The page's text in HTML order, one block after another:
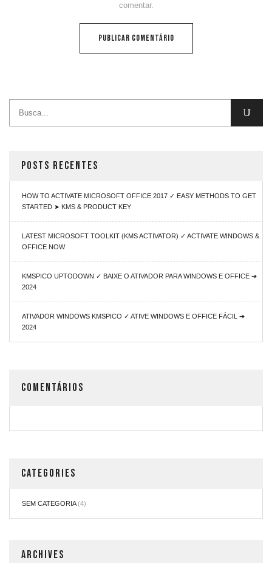
POSTS RECENTES
HOW TO ACTIVATE MICROSOFT OFFICE 2017 ✓ EASY METHODS TO GET
STARTED ➤ KMS & PRODUCT KEY
LATEST MICROSOFT TOOLKIT (KMS ACTIVATOR) ✓ ACTIVATE WINDOWS &
OFFICE NOW
KMSPICO UPTODOWN ✓ BAIXE O ATIVADOR PARA WINDOWS E OFFICE ➔
2024
ATIVADOR WINDOWS KMSPICO ✓ ATIVE WINDOWS E OFFICE FÁCIL ➔
2024
COMENTÁRIOS
CATEGORIES
SEM CATEGORIA(4)
ARCHIVES
comentar.